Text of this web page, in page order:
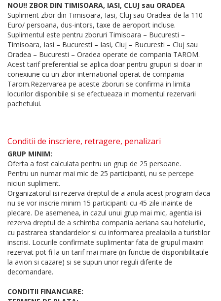
NOU!! ZBOR DIN TIMISOARA, IASI, CLUJ sau ORADEA
Supliment zbor din Timisoara, Iasi, Cluj sau Oradea: de la 110
Euro/ persoana, dus-intors, taxe de aeroport incluse.
Suplimentul este pentru zboruri Timisoara – Bucuresti –
Timisoara, Iasi – Bucuresti – Iasi, Cluj – Bucuresti – Cluj sau
Oradea – Bucuresti – Oradea operate de compania TAROM.
Acest tarif preferential se aplica doar pentru grupuri si doar in
conexiune cu un zbor international operat de compania
Tarom.Rezervarea pe aceste zboruri se confirma in limita
locurilor disponibile si se efectueaza in momentul rezervarii
pachetului.
Conditii de inscriere, retragere, penalizari
GRUP MINIM:
Oferta a fost calculata pentru un grup de 25 persoane.
Pentru un numar mai mic de 25 participanti, nu se percepe
niciun supliment.
Organizatorul isi rezerva dreptul de a anula acest program daca
nu se vor inscrie minim 15 participanti cu 45 zile inainte de
plecare. De asemenea, in cazul unui grup mai mic, agentia isi
rezerva dreptul de a schimba compania aeriana sau hotelurile,
cu pastrarea standardelor si cu informarea prealabila a turistilor
inscrisi. Locurile confirmate suplimentar fata de grupul maxim
rezervat pot fi la un tarif mai mare (in functie de disponibilitatile
la avion si cazare) si se supun unor reguli diferite de
decomandare.
CONDITII FINANCIARE: